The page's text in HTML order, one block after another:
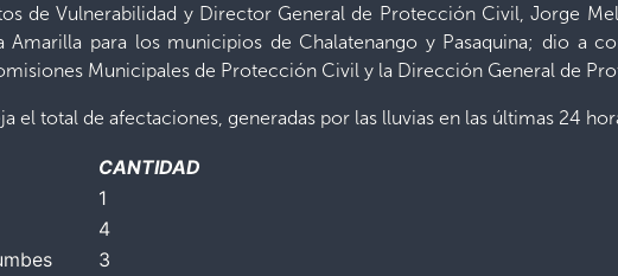
de Vulnerabilidad y Director General de Protección Civil, Jorge
Amarilla para los municipios de Chalatenango y Pasaquina; dio a
Municipales de Protección Civil y la Dirección General de
el total de afectaciones, generadas por las lluvias en las últimas 24
CANTIDAD
1
4
3